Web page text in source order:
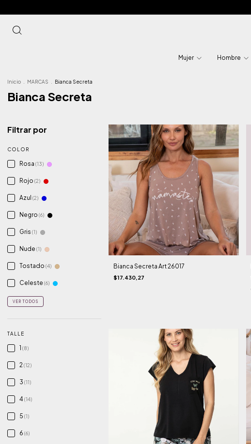
Mujer Hombre
Inicio MARCAS Bianca Secreta
Bianca Secreta
Filtrar por
COLOR
Rosa (13)
Rojo (2)
Azul (2)
Negro (6)
Gris (1)
Nude (1)
Tostado (4)
Celeste (6)
VER TODOS
TALLE
1 (8)
2(12)
3 (11)
4 (14)
5 (1)
6 (6)
Bianca Secreta Art 26017
$17.430,27